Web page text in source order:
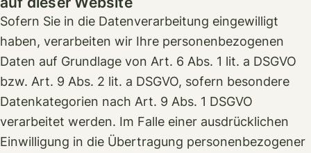
Sofern Sie in die Datenverarbeitung eingewilligt
haben, verarbeiten wir Ihre personenbezogenen
Daten auf Grundlage von Art. 6 Abs. 1 lit. a DSGVO
bzw. Art. 9 Abs. 2 lit. a DSGVO, sofern besondere
Datenkategorien nach Art. 9 Abs. 1 DSGVO
verarbeitet werden. Im Falle einer ausdrücklichen
Einwilligung in die Übertragung personenbezogener